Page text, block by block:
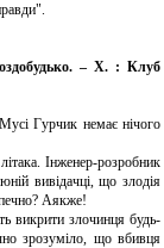
– Х. : Клуб
Гурчик немає нічого
Інженер-розробник
вивідачці, що злодія
Аякже!
викрити злочинця будь-
зрозуміло, що вбивця